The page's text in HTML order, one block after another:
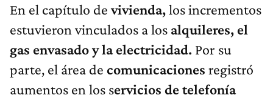
En el capítulo devivienda,los incrementos
estuvieron vinculados a los alquileres, el
gas envasado y la electricidad. Por su
parte, el área de comunicaciones registró
aumentos en los servicios de telefonía